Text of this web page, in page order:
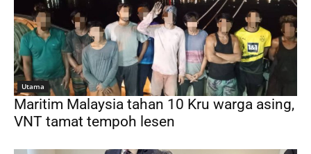
Utama
Maritim Malaysia tahan 10 Kru warga asing,
VNT tamat tempoh lesen